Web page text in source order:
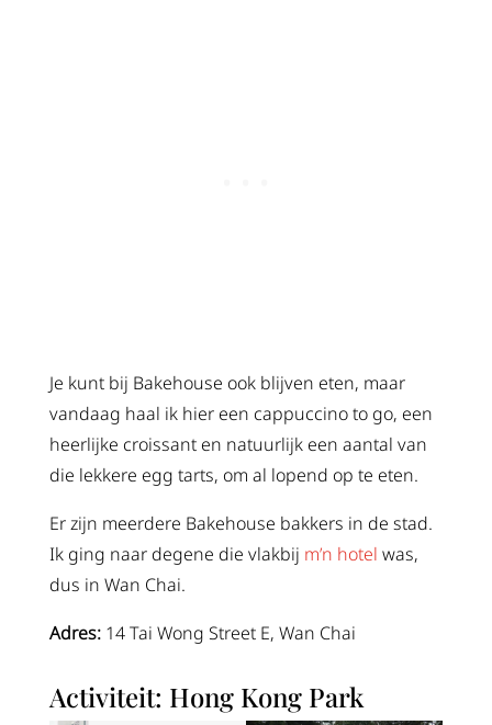
Je kunt bij Bakehouse ook blijven eten, maar
vandaag haal ik hier een cappuccino to go, een
heerlijke croissant en natuurlijk een aantal van
die lekkere egg tarts, om al lopend op te eten.
Er zijn meerdere Bakehouse bakkers in de stad.
Ik ging naar degene die vlakbij m’n hotel was,
dus in Wan Chai.
Adres:14 Tai Wong Street E, Wan Chai
Activiteit: Hong Kong Park